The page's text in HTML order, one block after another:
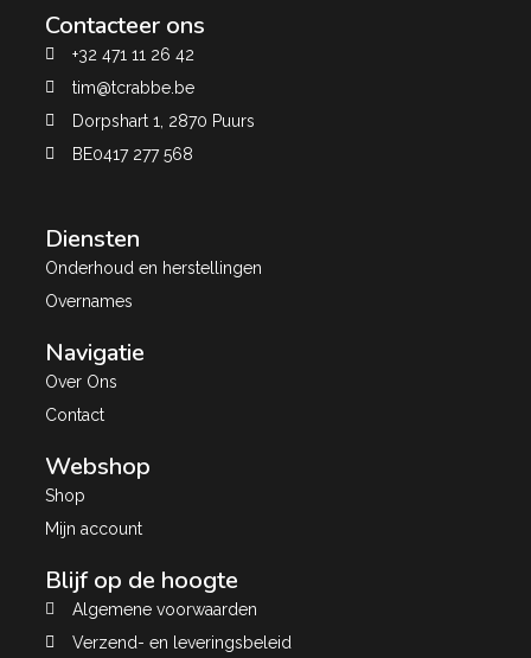
Contacteer ons
+32 471 11 26 42
tim@tcrabbe.be
Dorpshart 1, 2870 Puurs
BE0417 277 568
Diensten
Onderhoud en herstellingen
Overnames
Navigatie
Over Ons
Contact
Webshop
Shop
Mijn account
Blijf op de hoogte
Algemene voorwaarden
Verzend- en leveringsbeleid